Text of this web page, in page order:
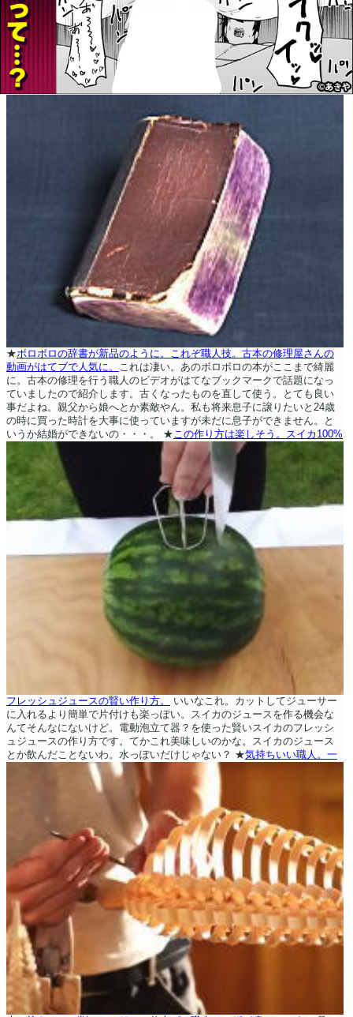
★ボロボロの辞書が新品のように。これぞ職人技。古本の修理屋さんの
動画がはてブで人気に。 これは凄い。あのボロボロの本がここまで綺麗
に。古本の修理を行う職人のビデオがはてなブックマークで話題になっ
ていましたので紹介します。古くなったものを直して使う。とても良い
事だよね。親父から娘へとか素敵やん。私も将来息子に譲りたいと24歳
の時に買った時計を大事に使っていますが未だに息子ができません。と
いうか結婚ができないの・・・。
★この作り方は楽しそう。スイカ100%
フレッシュジュースの賢い作り方。
いいなこれ。カットしてジューサー
に入れるより簡単で片付けも楽っぽい。スイカのジュースを作る機会な
んてそんなにないけど。電動泡立て器？を使った賢いスイカのフレッシ
ュジュースの作り方です。てかこれ美味しいのかな。スイカのジュース
とか飲んだことないわ。水っぽいだけじゃない？ ★気持ちいい職人。一